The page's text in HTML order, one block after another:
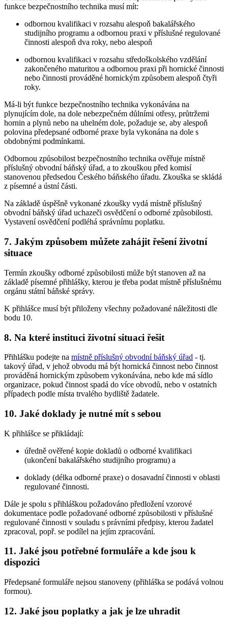
funkce bezpečnostního technika musí mít:
odbornou kvalifikaci v rozsahu alespoň bakalářského
studijního programu a odbornou praxi v příslušné regulované
činnosti alespoň dva roky, nebo alespoň
odbornou kvalifikaci v rozsahu středoškolského vzdělání
zakončeného maturitou a odbornou praxi při hornické činnosti
nebo činnosti prováděné hornickým způsobem alespoň čtyři
roky.
Má-li být funkce bezpečnostního technika vykonávána na
plynujícím dole, na dole nebezpečném důlními otřesy, průtržemi
hornin a plynů nebo na uhelném dole, požaduje se, aby alespoň
polovina předepsané odborné praxe byla vykonána na dole s
obdobnými podmínkami.
Odbornou způsobilost bezpečnostního technika ověřuje místně
příslušný obvodní báňský úřad, a to zkouškou před komisí
stanovenou předsedou Českého báňského úřadu. Zkouška se skládá
z písemné a ústní části.
Na základě úspěšně vykonané zkoušky vydá místně příslušný
obvodní báňský úřad uchazeči osvědčení o odborné způsobilosti.
Vystavení osvědčení podléhá správnímu poplatku.
7. Jakým způsobem můžete zahájit řešení životní
situace
Termín zkoušky odborné způsobilosti může být stanoven až na
základě písemné přihlášky, kterou je třeba podat místně příslušnému
orgánu státní báňské správy.
K přihlášce musí být přiloženy všechny požadované náležitosti dle
bodu 10.
8. Na které instituci životní situaci řešit
Přihlášku podejte na místně příslušný obvodní báňský úřad - tj.
takový úřad, v jehož obvodu má být hornická činnost nebo činnost
prováděná hornickým způsobem vykonávána, nebo kde má sídlo
organizace, pokud činnost spadá do více obvodů, nebo v ostatních
případech podle místa trvalého bydliště žadatele.
10. Jaké doklady je nutné mít s sebou
K přihlášce se přikládají:
úředně ověřené kopie dokladů o odborné kvalifikaci
(ukončení bakalářského studijního programu) a
doklady (délka odborné praxe) o dosavadní činnosti v oblasti
regulované činnosti.
Dále je spolu s přihláškou požadováno předložení vzorové
dokumentace podle požadované odborné způsobilosti v příslušné
regulované činnosti v souladu s právními předpisy, kterou žadatel
zpracoval, popř. se podílel na jejím zpracování.
11. Jaké jsou potřebné formuláře a kde jsou k
dispozici
Předepsané formuláře nejsou stanoveny (přihláška se podává volnou
formou).
12. Jaké jsou poplatky a jak je lze uhradit